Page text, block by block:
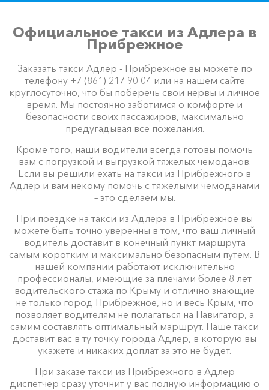
Официальное такси из Адлера в
Прибрежное
Заказать такси Адлер - Прибрежное вы можете по
телефону +7 (861) 217 90 04 или на нашем сайте
круглосуточно, что бы поберечь свои нервы и личное
время. Мы постоянно заботимся о комфорте и
безопасности своих пассажиров, максимально
предугадывая все пожелания.
Кроме того, наши водители всегда готовы помочь
вам с погрузкой и выгрузкой тяжелых чемоданов.
Если вы решили ехать на такси из Прибрежного в
Адлер и вам некому помочь с тяжелыми чемоданами
– это сделаем мы.
При поездке на такси из Адлера в Прибрежное вы
можете быть точно уверенны в том, что ваш личный
водитель доставит в конечный пункт маршрута
самым коротким и максимально безопасным путем. В
нашей компании работают исключительно
профессионалы, имеющие за плечами более 8 лет
водительского стажа по Крыму и отлично знающие
не только город Прибрежное, но и весь Крым, что
позволяет водителям не полагаться на Навигатор, а
самим составлять оптимальный маршрут. Наше такси
доставит вас в ту точку города Адлер, в которую вы
укажете и никаких доплат за это не будет.
При заказе такси из Прибрежного в Адлер
диспетчер сразу уточнит у вас полную информацию о